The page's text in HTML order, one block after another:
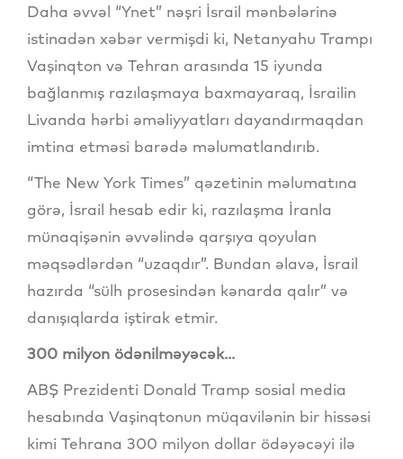
Daha əvvəl “Ynet” nəşri İsrail mənbələrinə
istinadən xəbər vermişdi ki, Netanyahu Trampı
Vaşinqton və Tehran arasında 15 iyunda
bağlanmış razılaşmaya baxmayaraq, İsrailin
Livanda hərbi əməliyyatları dayandırmaqdan
imtina etməsi barədə məlumatlandırıb.
“The New York Times” qəzetinin məlumatına
görə, İsrail hesab edir ki, razılaşma İranla
münaqişənin əvvəlində qarşıya qoyulan
məqsədlərdən “uzaqdır”. Bundan əlavə, İsrail
hazırda “sülh prosesindən kənarda qalır” və
danışıqlarda iştirak etmir.
300 milyon ödənilməyəcək...
ABŞ Prezidenti Donald Tramp sosial media
hesabında Vaşinqtonun müqavilənin bir hissəsi
kimi Tehrana 300 milyon dollar ödəyəcəyi ilə